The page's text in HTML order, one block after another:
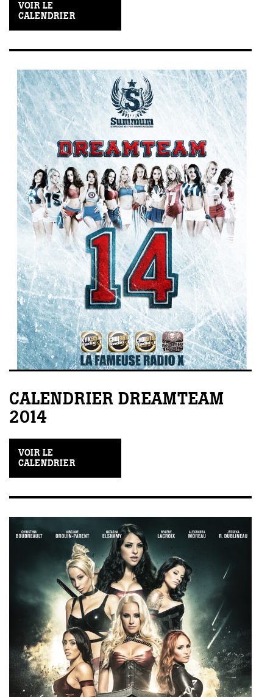
VOIR LE
CALENDRIER
CALENDRIER DREAMTEAM
2014
VOIR LE
CALENDRIER